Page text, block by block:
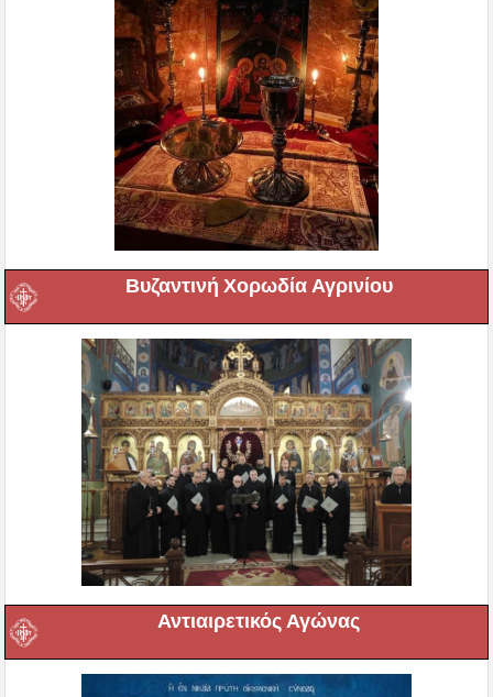
Βυζαντινή Χορωδία Αγρινίου
Αντιαιρετικός Αγώνας